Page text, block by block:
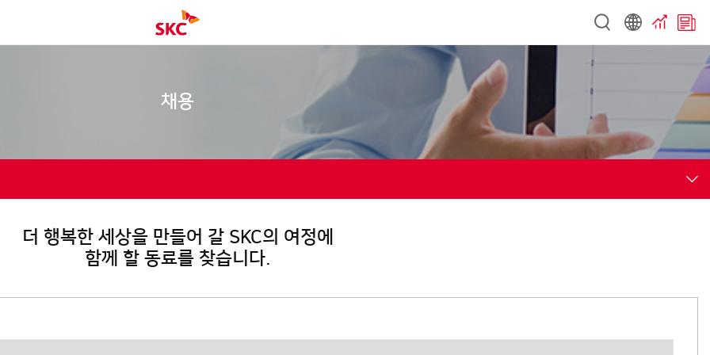
채용
더 행복한 세상을 만들어 갈 SKC의 여정에
함께 할 동료를 찾습니다.